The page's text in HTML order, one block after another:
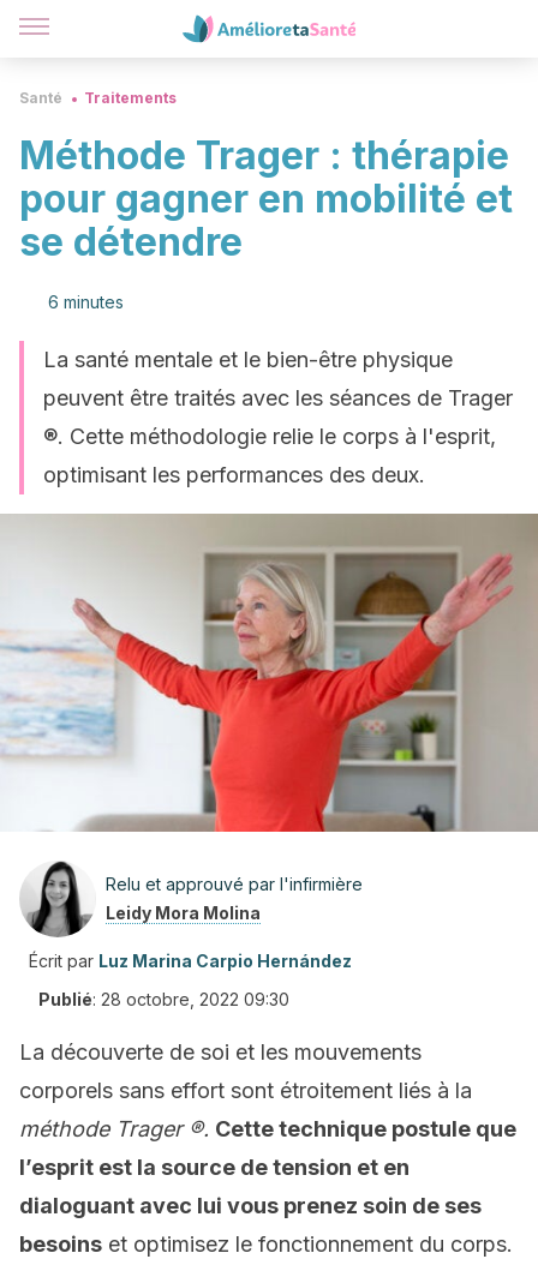
Santé Traitements
Méthode Trager : thérapie
pour gagner en mobilité et
se détendre
6 minutes
La santé mentale et le bien-être physique
peuvent être traités avec les séances de Trager
®. Cette méthodologie relie le corps à l'esprit,
optimisant les performances des deux.
Relu et approuvé par l'infirmière
Leidy Mora Molina
Écrit par Luz Marina Carpio Hernández
Publié: 28 octobre, 2022 09:30
La découverte de soi et les mouvements
corporels sans effort sont étroitement liés à la
méthode Trager ®. Cette technique postule que
l’esprit est la source de tension et en
dialoguant avec lui vous prenez soin de ses
besoins et optimisez le fonctionnement du corps.